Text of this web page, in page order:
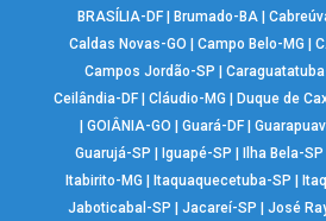
BRASÍLIA-DF| Brumado-BA|
Caldas Novas-GO
|Campo Belo-MG |
Campos Jordão-SP
Ceilândia-DF| Cláudio-MG Duque de
GOIÂNIA-GO Guará-DF|
Guarujá-SP
Iguapé-SP Ilha Bela-SP
Itabirito-MG
Itaquaquecetuba-SP
Jaboticabal-SP
Jacareí-SP José